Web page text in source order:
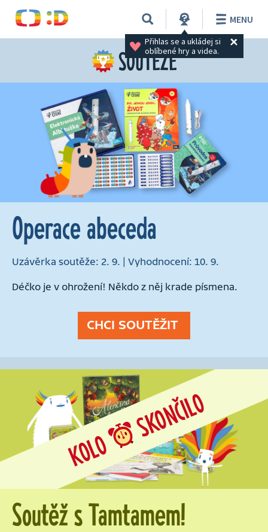
Přihlas se a ukládej si
oblíbené hry a videa.
MENU
SOUTĚŽE
Operace abeceda
Uzávěrka soutěže: 2. 9. | Vyhodnocení: 10. 9.
Déčko je v ohrožení! Někdo z něj krade písmena.
CHCI SOUTĚŽIT
KOLO
SKONČILO
Soutěž s Tamtamem!